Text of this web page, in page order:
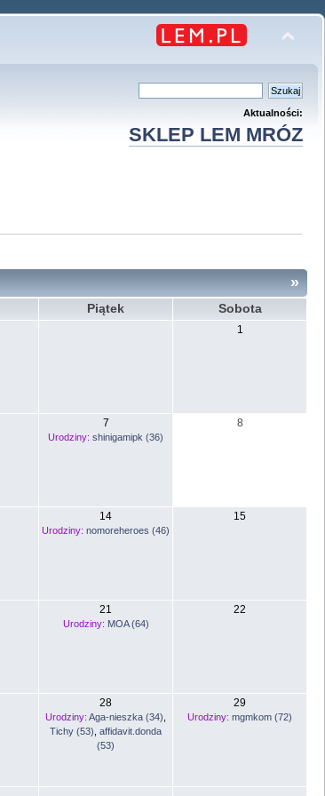
Aktualności:
SKLEP LEM MRÓZ
»
Piątek Sobota
1
7
Urodziny: shinigamipk (36)
8
14
Urodziny: nomoreheroes (46)
15
21
Urodziny: MOA (64)
22
28
Urodziny: Aga-nieszka (34)
Tichy (53) affidavit.donda
(53)
29
Urodziny: mgmkom (72)